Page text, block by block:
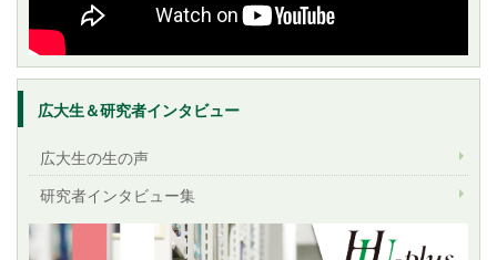
広大生＆研究者インタビュー
広大生の生の声
研究者インタビュー集